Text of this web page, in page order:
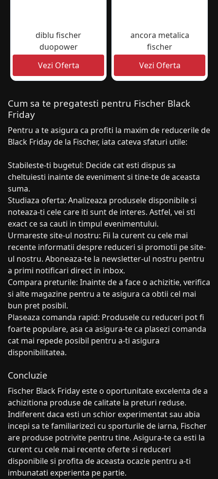
diblu fischer
duopower
ancora metalica
fischer
Cum sa te pregatesti pentru Fischer Black
Friday
Pentru a te asigura ca profiti la maxim de reducerile de
Black Friday de la Fischer, iata cateva sfaturi utile:
Stabileste-ti bugetul: Decide cat esti dispus sa
cheltuiesti inainte de eveniment si tine-te de aceasta
suma.
Studiaza oferta: Analizeaza produsele disponibile si
noteaza-ti cele care iti sunt de interes. Astfel, vei sti
exact ce sa cauti in timpul evenimentului.
Urmareste site-ul nostru: Fii la curent cu cele mai
recente informatii despre reduceri si promotii pe site-
ul nostru. Aboneaza-te la newsletter-ul nostru pentru
a primi notificari direct in inbox.
Compara preturile: Inainte de a face o achizitie, verifica
si alte magazine pentru a te asigura ca obtii cel mai
bun pret posibil.
Plaseaza comanda rapid: Produsele cu reduceri pot fi
foarte populare, asa ca asigura-te ca plasezi comanda
cat mai repede posibil pentru a-ti asigura
disponibilitatea.
Concluzie
Fischer Black Friday este o oportunitate excelenta de a
achizitiona produse de calitate la preturi reduse.
Indiferent daca esti un schior experimentat sau abia
incepi sa te familiarizezi cu sporturile de iarna, Fischer
are produse potrivite pentru tine. Asigura-te ca esti la
curent cu cele mai recente oferte si reduceri
disponibile si profita de aceasta ocazie pentru a-ti
imbunatati experienta pe partie.